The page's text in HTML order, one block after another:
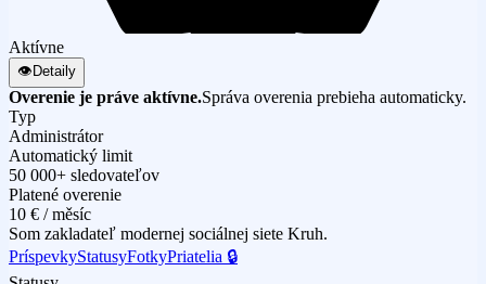
Aktívne
👁 Detaily
Overenie je práve aktívne.Správa overenia prebieha automaticky.
Typ
Administrátor
Automatický limit
50 000+ sledovateľov
Platené overenie
10 € / měsíc
Som zakladateľ modernej sociálnej siete Kruh.
PríspevkyStatusyFotkyPriatelia 🔒